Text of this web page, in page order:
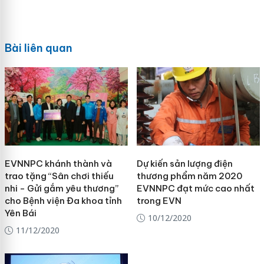
Bài liên quan
EVNNPC khánh thành và
trao tặng “Sân chơi thiếu
nhi - Gửi gắm yêu thương”
cho Bệnh viện Đa khoa tỉnh
Yên Bái
11/12/2020
Dự kiến sản lượng điện
thương phẩm năm 2020
EVNNPC đạt mức cao nhất
trong EVN
10/12/2020